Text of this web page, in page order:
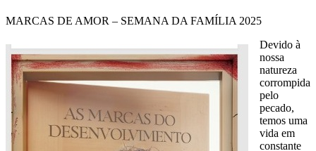
MARCAS DE AMOR – SEMANA DA FAMÍLIA 2025
Devido à
nossa
natureza
corrompida
pelo
pecado,
temos uma
vida em
constante